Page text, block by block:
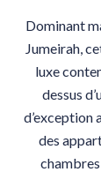
Dominant
Jumeirah,
luxe
dessus
d’exception
des